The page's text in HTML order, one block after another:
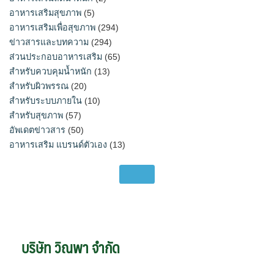
อาหารเสริมสุขภาพ (5)
อาหารเสริมเพื่อสุขภาพ (294)
ข่าวสารและบทความ (294)
ส่วนประกอบอาหารเสริม (65)
สำหรับควบคุมน้ำหนัก (13)
สำหรับผิวพรรณ (20)
สำหรับระบบภายใน (10)
สำหรับสุขภาพ (57)
อัพเดตข่าวสาร (50)
อาหารเสริม แบรนด์ตัวเอง (13)
บริษัท วิณพา จำกัด